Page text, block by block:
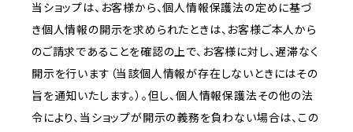
当ショップは、お客様から、個人情報保護法の定めに基づ
き個人情報の開示を求められたときは、お客様ご本人から
のご請求であることを確認の上で、お客様に対し、遅滞なく
開示を行います（当該個人情報が存在しないときにはその
旨を通知いたします。）。但し、個人情報保護法その他の法
令により、当ショップが開示の義務を負わない場合は、この